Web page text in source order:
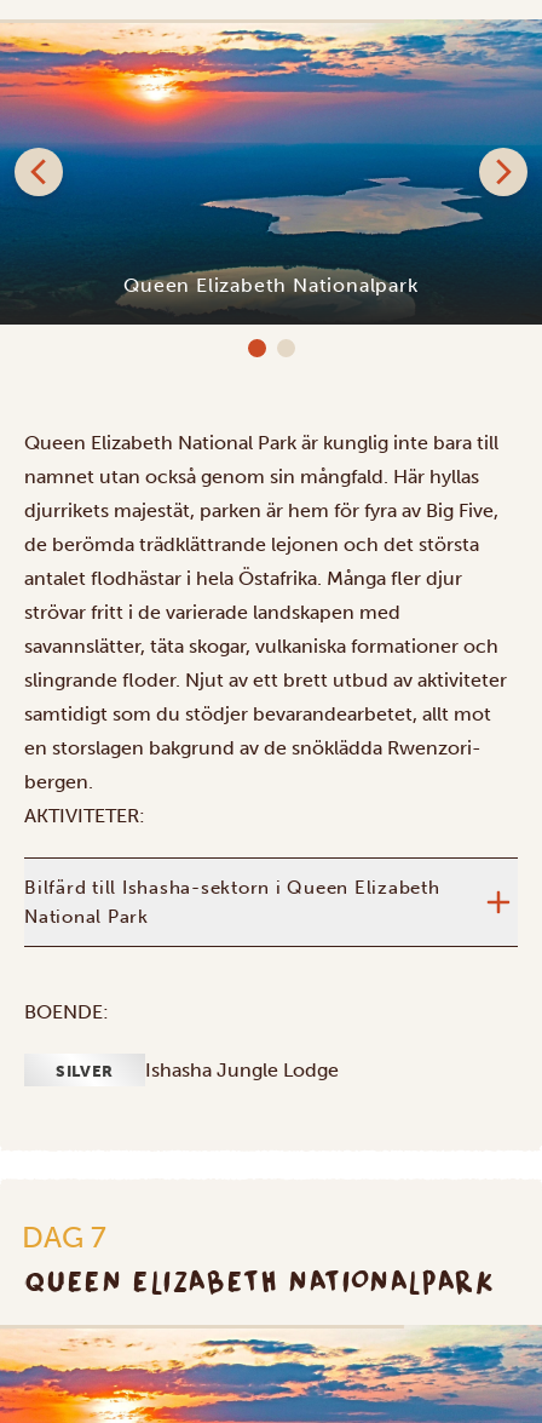
Queen Elizabeth Nationalpark
Queen Elizabeth National Park är kunglig inte bara till
namnet utan också genom sin mångfald. Här hyllas
djurrikets majestät, parken är hem för fyra av Big Five,
de berömda trädklättrande lejonen och det största
antalet flodhästar i hela Östafrika. Många fler djur
strövar fritt i de varierade landskapen med
savannslätter, täta skogar, vulkaniska formationer och
slingrande floder. Njut av ett brett utbud av aktiviteter
samtidigt som du stödjer bevarandearbetet, allt mot
en storslagen bakgrund av de snöklädda Rwenzori-
bergen.
AKTIVITETER:
Bilfärd till Ishasha-sektorn i Queen Elizabeth
National Park
BOENDE:
SILVER Ishasha Jungle Lodge
DAG 7
QUEEN ELIZABETH NATIONALPARK